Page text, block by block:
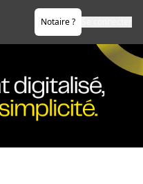
Notaire ?